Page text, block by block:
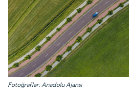
Fotoğraflar: Anadolu Ajansı